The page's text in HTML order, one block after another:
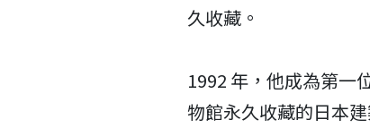
久收藏。
1992 年，他成為第一
物館永久收藏的日本